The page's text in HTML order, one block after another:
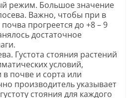
режим. Большое значение
Важно, чтобы при в
прогреется до +8 – 9
достаточное
Густота стояния растений
условий,
в почве и сорта или
производитель указывает
стояния для каждого